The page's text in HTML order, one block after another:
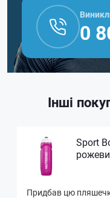
0
Інші
Sport
Придбав цю